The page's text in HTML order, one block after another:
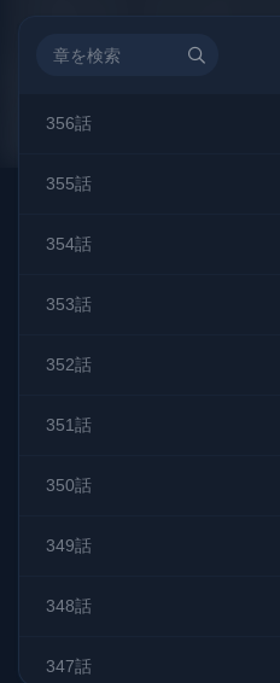
356話
355話
354話
353話
352話
351話
350話
349話
348話
347話